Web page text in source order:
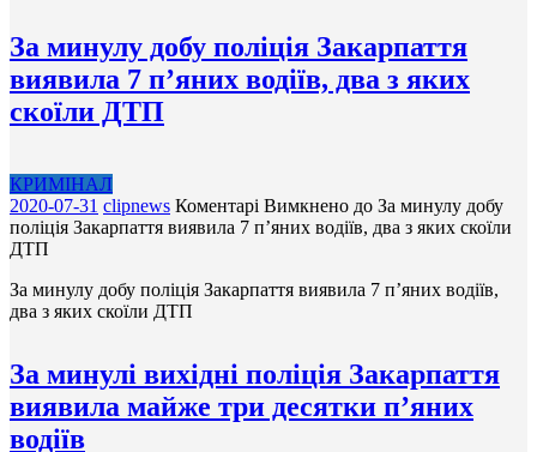
За минулу добу поліція Закарпаття
виявила 7 п’яних водіїв, два з яких
скоїли ДТП
КРИМІНАЛ
2020-07-31 clipnews Коментарі Вимкнено до За минулу добу
поліція Закарпаття виявила 7 п’яних водіїв, два з яких скоїли
ДТП
За минулу добу поліція Закарпаття виявила 7 п’яних водіїв,
два з яких скоїли ДТП
За минулі вихідні поліція Закарпаття
виявила майже три десятки п’яних
водіїв